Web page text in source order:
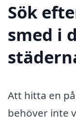
Sök
smed i
Att hitta en
behöver inte